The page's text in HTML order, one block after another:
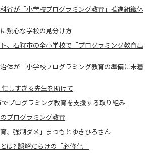
省が「小学校プログラミング教育」推進組織体
熱心な学校の見分け方
、石狩市の全小学校で「プログラミング教育出
体が「小学校プログラミング教育の準備に未着
しすぎる先生を助けて
プログラミング教育を支援する取り組み
プログラミング教育
育、強制ダメ」まつもとゆきひろさん
は? 誤解だらけの「必修化」